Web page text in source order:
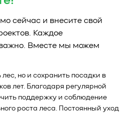
сейчас и внесите свой
Каждое
Вместе мы можем
но и сохранить посадки в
лет. Благодаря регулярной
поддержку и соблюдение
роста леса. Постоянный уход